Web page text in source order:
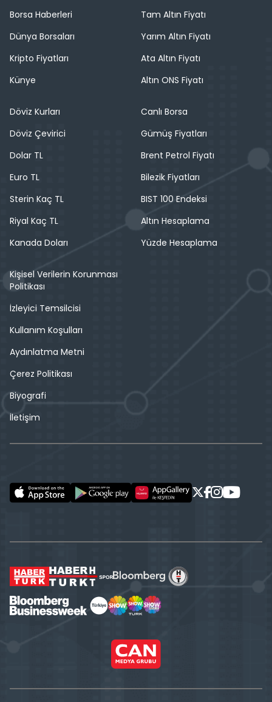
Borsa Haberleri
Dünya Borsaları
Kripto Fiyatları
Künye
Tam Altın Fiyatı
Yarım Altın Fiyatı
Ata Altın Fiyatı
Altın ONS Fiyatı
Döviz Kurları
Döviz Çevirici
Dolar TL
Euro TL
Sterin Kaç TL
Riyal Kaç TL
Kanada Doları
Canlı Borsa
Gümüş Fiyatları
Brent Petrol Fiyatı
Bilezik Fiyatları
BIST 100 Endeksi
Altın Hesaplama
Yüzde Hesaplama
Kişisel Verilerin Korunması
Politikası
İzleyici Temsilcisi
Kullanım Koşulları
Aydınlatma Metni
Çerez Politikası
Biyografi
İletişim